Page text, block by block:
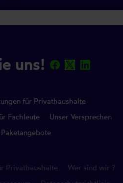
uns!
für Privathaushalte
Fachleute
Unser Versprechen
Privathaushalte
Wer sind wir ?